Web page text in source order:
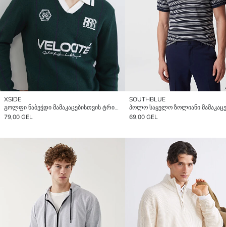
XSIDE
გოლფი ნაბეჭდი მამაკაცებისთვის ტრიკოტაჟი სვიტერი
79,00 GEL
SOUTHBLUE
69,00 GEL